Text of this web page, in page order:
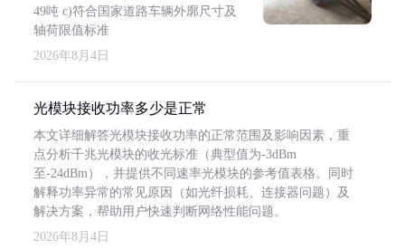
49吨 c)符合国家道路车辆外廓尺寸及
轴荷限值标准
2026年8月4日
光模块接收功率多少是正常
本文详细解答光模块接收功率的正常范围及影响因素，重
点分析千兆光模块的收光标准（典型值为-3dBm
至-24dBm），并提供不同速率光模块的参考值表格。同时
解释功率异常的常见原因（如光纤损耗、连接器问题）及
解决方案，帮助用户快速判断网络性能问题。
2026年8月4日